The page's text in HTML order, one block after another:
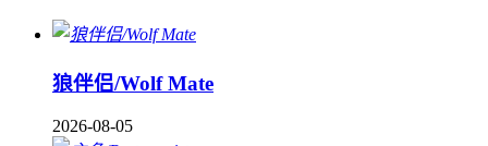
狼伴侣/Wolf Mate
2026-08-05